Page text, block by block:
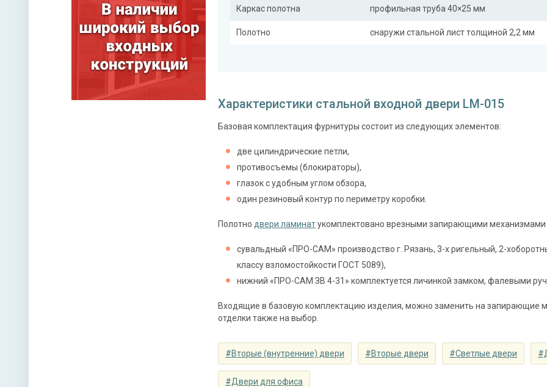
Каркас полотна профильная труба 40×25 мм
Полотно снаружи стальной лист толщиной 2,2 мм
Отделка
Отделка снаружи порошковое напыление (цвет на выбор)
Отделка внутри
Верхний замок сувальдный (сейфовый) «ПРО-САМ 799», 3-
Нижний замок цилиндровый «ПРО-САМ ЗВ 4-31/55» с
Глазок наблюдения угол обзора 200°
Петли ⌀22 мм (2 шт.)
Звуко- и теплоизоляция одинарный контур уплотнения,
Особенности модели
Характеристики стальной входной двери LM-015
Базовая комплектация фурнитуры состоит из следующих элементов:
две цилиндрические петли,
противосъемы (блокираторы),
глазок с удобным углом обзора,
один резиновый контур по периметру коробки.
Полотно двери ламинатукомплектовано врезными запирающими механизмами
сувальдный «ПРО-САМ» производство г. Рязань, 3-х ригельный, 2-
классу взломостойкости ГОСТ 5089),
нижний «ПРО-САМ ЗВ 4-31» комплектуется личинкой замком, фалевыми
Входящие в базовую комплектацию изделия, можно заменить на запирающие
отделки также на выбор.
#Вторые (внутренние) двери #Вторые двери #Светлые двери
#Двери для офиса